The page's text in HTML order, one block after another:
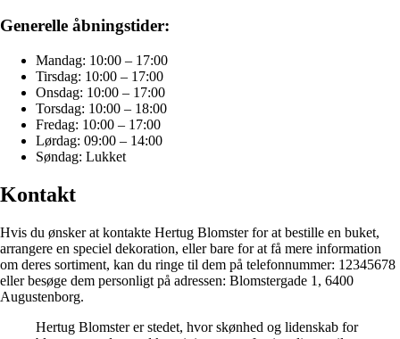
Generelle åbningstider:
Mandag: 10:00 – 17:00
Tirsdag: 10:00 – 17:00
Onsdag: 10:00 – 17:00
Torsdag: 10:00 – 18:00
Fredag: 10:00 – 17:00
Lørdag: 09:00 – 14:00
Søndag: Lukket
Kontakt
Hvis du ønsker at kontakte Hertug Blomster for at bestille en buket,
arrangere en speciel dekoration, eller bare for at få mere information
om deres sortiment, kan du ringe til dem på telefonnummer: 12345678
eller besøge dem personligt på adressen: Blomstergade 1, 6400
Augustenborg.
Hertug Blomster er stedet, hvor skønhed og lidenskab for